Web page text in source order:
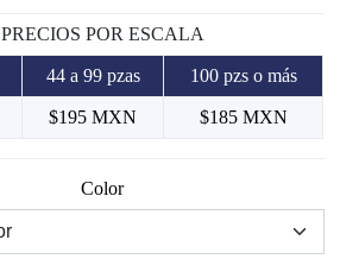
PRECIOS POR ESCALA
44 a 99 pzas 100 pzs o más
$195 MXN $185 MXN
Color